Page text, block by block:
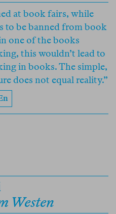
at book fairs, while
to be banned from book
one of the books
this wouldn’t lead to
in books. The simple,
does not equal reality.”
Westen